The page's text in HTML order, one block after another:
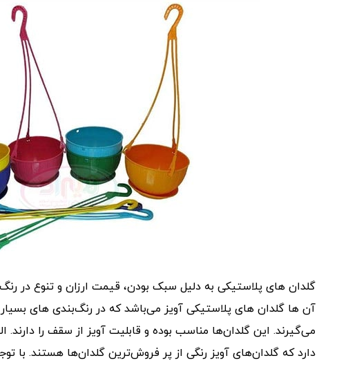
گلدان‌ های پلاستیکی به دلیل سبک بودن، قیمت ارزان و تنوع در
آن‌ ها گلدان ‌های پلاستیکی آویز می‌باشد که در رنگ‌بندی‌ های
می‌گیرند. این گلدان‌ها مناسب بوده و قابلیت آویز از سقف را
دارد که گلدان‌های آویز رنگی از پر فروش‌ترین گلدان‌ها هستند. با